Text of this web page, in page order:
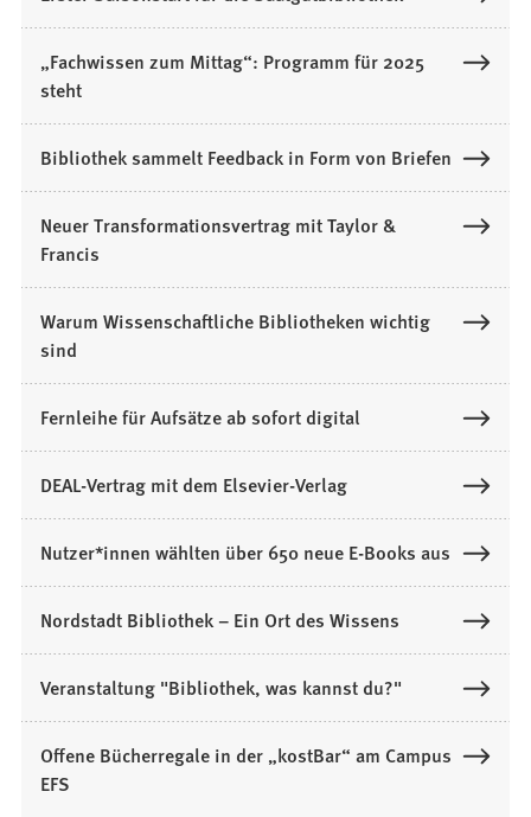
„Fachwissen zum Mittag“: Programm für 2025
steht
Bibliothek sammelt Feedback in Form von Briefen
Neuer Transformationsvertrag mit Taylor &
Francis
Warum Wissenschaftliche Bibliotheken wichtig
sind
Fernleihe für Aufsätze ab sofort digital
DEAL-Vertrag mit dem Elsevier-Verlag
Nutzer*innen wählten über 650 neue E-Books aus
Nordstadt Bibliothek – Ein Ort des Wissens
Veranstaltung "Bibliothek, was kannst du?"
Offene Bücherregale in der „kostBar“ am Campus
EFS